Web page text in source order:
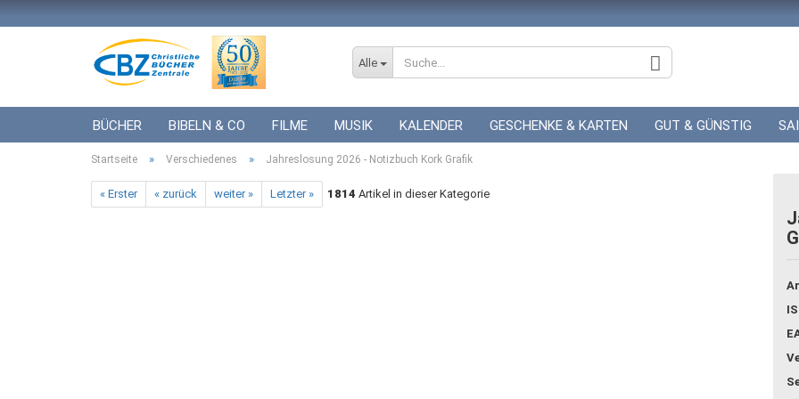
Alle
BÜCHER BIBELN & CO FILME MUSIK KALENDER GESCHENKE & KARTEN GUT & GÜNSTIG
ICF BÜCHER VERSCHIEDENES GESCHENKE ZUR HOCHZEIT
Startseite » Verschiedenes » Jahreslosung 2026 - Notizbuch Kork Grafik
« Erster « zurück weiter » Letzter » 1814 Artikel in dieser Kategorie